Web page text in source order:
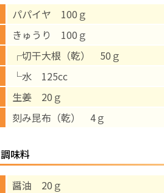
パパイヤ 100ｇ
きゅうり 100ｇ
┌切干大根（乾） 50ｇ
└水 125cc
生姜 20ｇ
刻み昆布（乾） 4ｇ
調味料
醤油 20ｇ
‘さんルーム’
遠方にお住まいで当
医